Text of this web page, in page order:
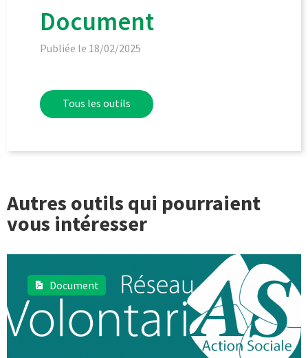
Document
Publiée le 18/02/2025
Tous les outils
Autres outils qui pourraient
vous intéresser
Document